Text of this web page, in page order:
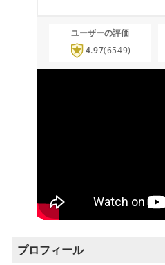
ユーザーの評価
4.97(6549)
プロフィール